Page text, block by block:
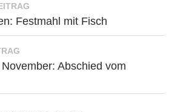
Festmahl mit Fisch
Abschied vom